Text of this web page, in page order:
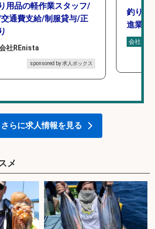
用品の軽作業スタッフ/
通費支給/制服貸与/正
社REnista
sponsored by 求人ボックス
釣り具
進業務
会社名
さらに求人情報を見る
メ